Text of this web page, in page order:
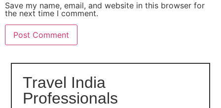
Save my name, email, and website in this browser for
the next time I comment.
Travel India
Professionals